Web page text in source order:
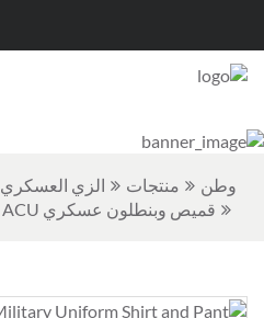
وطن منتجات الزي العسكري
قميص وبنطلون عسكري ACU